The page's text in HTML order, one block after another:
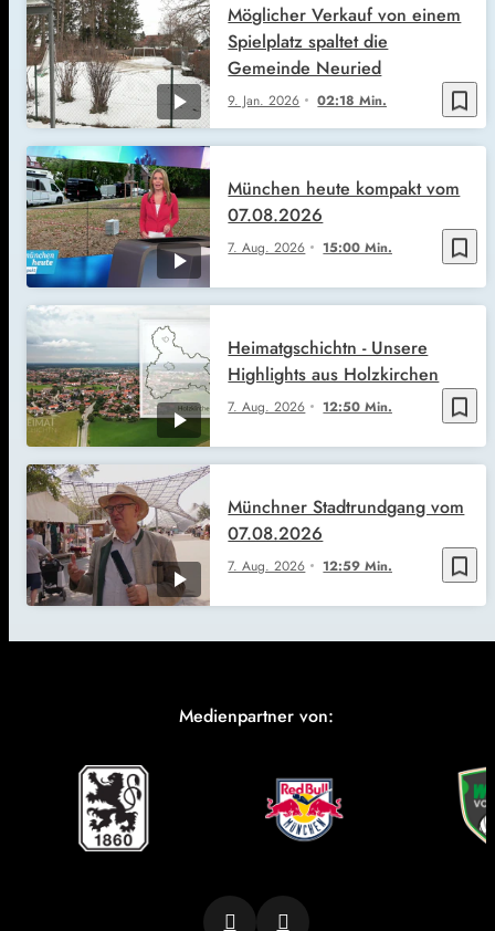
bookmark_border
9. Jan. 2026 02:18 Min.
Möglicher Verkauf von einem
Spielplatz spaltet die
Gemeinde Neuried
bookmark_border
7. Aug. 2026 15:00 Min.
München heute kompakt vom
07.08.2026
bookmark_border
7. Aug. 2026 12:50 Min.
Heimatgschichtn - Unsere
Highlights aus Holzkirchen
bookmark_border
7. Aug. 2026 12:59 Min.
Münchner Stadtrundgang vom
07.08.2026
Medienpartner von: